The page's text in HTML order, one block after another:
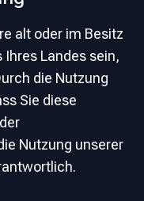
alt oder im Besitz
Landes sein,
die Nutzung
Sie diese
Nutzung unserer